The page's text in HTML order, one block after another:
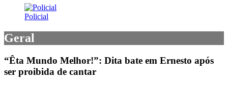
Policial
Geral
“Êta Mundo Melhor!”: Dita bate em Ernesto após
ser proibida de cantar